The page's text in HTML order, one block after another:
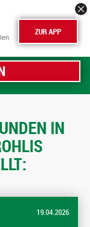
ZUR APP
IN
19.04.2026